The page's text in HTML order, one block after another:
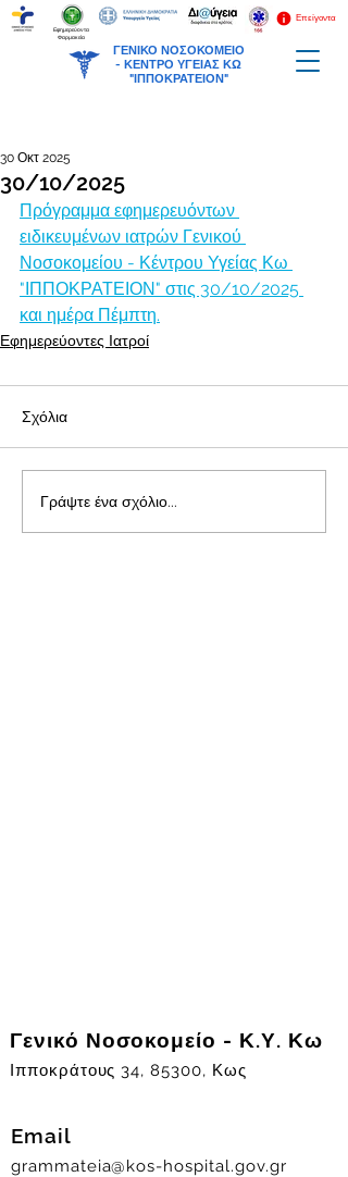
ΓΕΝΙΚΟ ΝΟΣΟΚΟΜΕΙΟ
- ΚΕΝΤΡΟ ΥΓΕΙΑΣ ΚΩ
"ΙΠΠΟΚΡΑΤΕΙΟΝ"
Επείγοντα
Εφημερεύοντα
Φαρμακεία
30/10/2025
30 Οκτ 2025
Πρόγραμμα εφημερευόντων
ειδικευμένων ιατρών Γενικού
Νοσοκομείου - Κέντρου Υγείας Κω
"ΙΠΠΟΚΡΑΤΕΙΟΝ" στις 30/10/2025
και ημέρα Πέμπτη.
Εφημερεύοντες Ιατροί
Σχόλια
Γράψτε ένα σχόλιο...
Γενικό Νοσοκομείο - Κ.Υ. Κω
Ιπποκράτους 34, 85300, Κως
Email
grammateia@kos-hospital.gov.gr